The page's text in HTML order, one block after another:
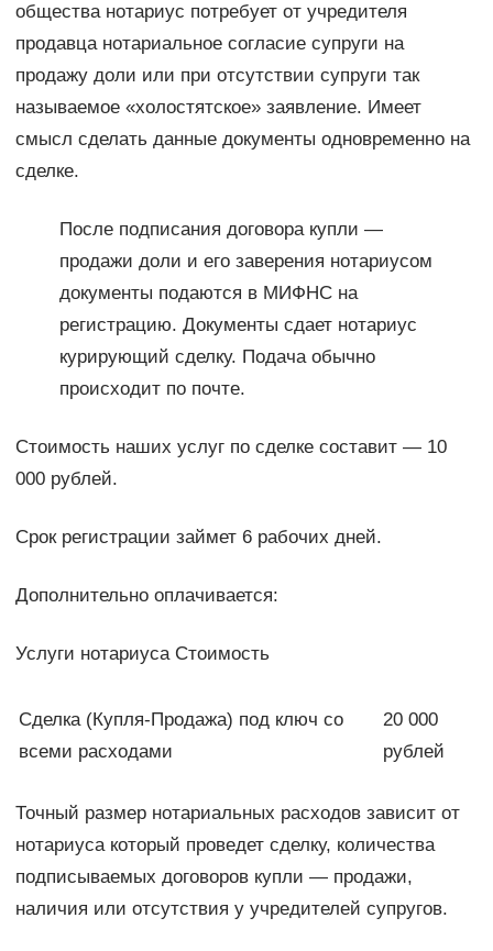
общества нотариус потребует от учредителя
продавца нотариальное согласие супруги на
продажу доли или при отсутствии супруги так
называемое «холостятское» заявление. Имеет
смысл сделать данные документы одновременно на
сделке.
После подписания договора купли —
продажи доли и его заверения нотариусом
документы подаются в МИФНС на
регистрацию. Документы сдает нотариус
курирующий сделку. Подача обычно
происходит по почте.
Стоимость наших услуг по сделке составит — 10
000 рублей.
Срок регистрации займет 6 рабочих дней.
Дополнительно оплачивается:
Услуги нотариуса Стоимость
Сделка (Купля-Продажа) под ключ со
всеми расходами
20 000
рублей
Точный размер нотариальных расходов зависит от
нотариуса который проведет сделку, количества
подписываемых договоров купли — продажи,
наличия или отсутствия у учредителей супругов.